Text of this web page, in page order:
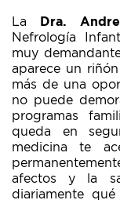
La Dra.
Nefrología
muy
aparece un
más de una
no puede
programas
queda en
medicina te
afectos y la
diariamente